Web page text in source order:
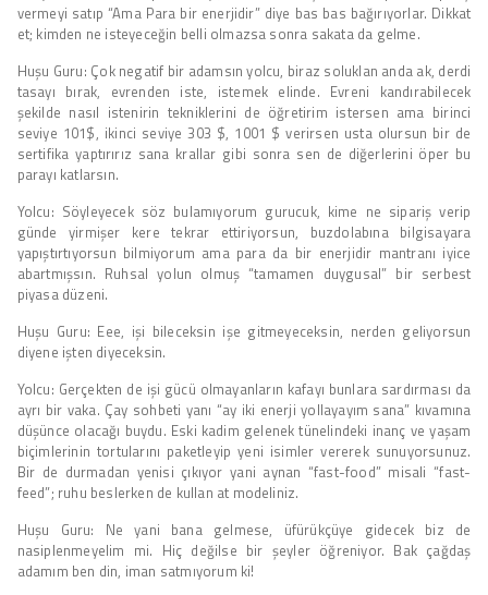
vermeyi satıp “Ama Para bir enerjidir” diye bas bas bağırıyorlar. Dikkat
et; kimden ne isteyeceğin belli olmazsa sonra sakata da gelme.
Huşu Guru: Çok negatif bir adamsın yolcu, biraz soluklan anda ak, derdi
tasayı bırak, evrenden iste, istemek elinde. Evreni kandırabilecek
şekilde nasıl istenirin tekniklerini de öğretirim istersen ama birinci
seviye 101$, ikinci seviye 303 $, 1001 $ verirsen usta olursun bir de
sertifika yaptırırız sana krallar gibi sonra sen de diğerlerini öper bu
parayı katlarsın.
Yolcu: Söyleyecek söz bulamıyorum gurucuk, kime ne sipariş verip
günde yirmişer kere tekrar ettiriyorsun, buzdolabına bilgisayara
yapıştırtıyorsun bilmiyorum ama para da bir enerjidir mantranı iyice
abartmışsın. Ruhsal yolun olmuş “tamamen duygusal” bir serbest
piyasa düzeni.
Huşu Guru: Eee, işi bileceksin işe gitmeyeceksin, nerden geliyorsun
diyene işten diyeceksin.
Yolcu: Gerçekten de işi gücü olmayanların kafayı bunlara sardırması da
ayrı bir vaka. Çay sohbeti yanı “ay iki enerji yollayayım sana” kıvamına
düşünce olacağı buydu. Eski kadim gelenek tünelindeki inanç ve yaşam
biçimlerinin tortularını paketleyip yeni isimler vererek sunuyorsunuz.
Bir de durmadan yenisi çıkıyor yani aynan “fast-food” misali “fast-
feed”; ruhu beslerken de kullan at modeliniz.
Huşu Guru: Ne yani bana gelmese, üfürükçüye gidecek biz de
nasiplenmeyelim mi. Hiç değilse bir şeyler öğreniyor. Bak çağdaş
adamım ben din, iman satmıyorum ki!